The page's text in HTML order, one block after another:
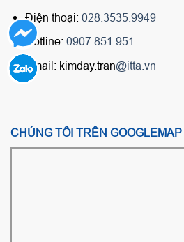
Điện thoại: 028.3535.9949
Hotline: 0907.851.951
Email: kimday.tran@itta.vn
CHÚNG TÔI TRÊN GOOGLEMAP